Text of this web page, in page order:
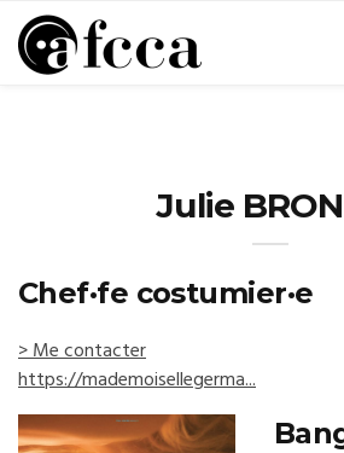
Julie
Chef·fe costumier·e
> Me contacter
https://mademoisellegerma...